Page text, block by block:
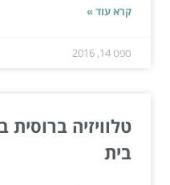
קרא עוד »
ספט 14, 2016
טלוויזיה
בית